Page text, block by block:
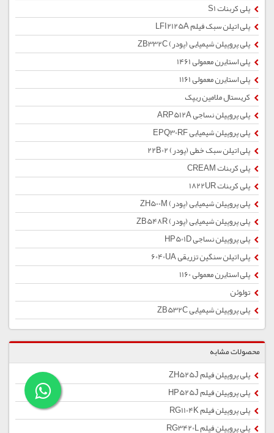
پلی کربنات S1
پلی اتیلن سبک فیلم LFI2125A
پلی پروپیلن شیمیایی (پودر) ZB332C
پلی استایرن معمولی 1461
پلی استایرن معمولی 1161
کریستال ملامین ریپک
پلی پروپیلن نساجی ARP512A
پلی پروپیلن شیمیایی EPQ30RF
پلی اتیلن سبک خطی (پودر) 22B02
پلی کربنات CREAM
پلی کربنات 1822UR
پلی پروپیلن شیمیایی (پودر) ZH500M
پلی پروپیلن شیمیایی (پودر) ZB548R
پلی پروپیلن نساجی HP501D
پلی اتیلن سنگین تزریقی 6040UA
پلی استایرن معمولی 1160
تولوئن
پلی پروپیلن شیمیایی ZB532C
محصولات مشابه
پلی پروپیلن فیلم ZH525J
پلی پروپیلن فیلم HP525J
پلی پروپیلن فیلم RG1104K
پلی پروپیلن فیلم RG3420L